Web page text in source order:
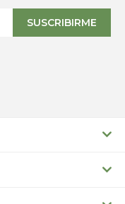
SUSCRIBIRME